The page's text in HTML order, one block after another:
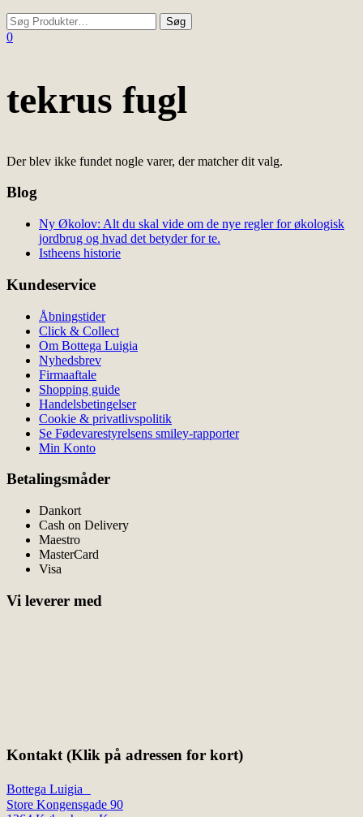
0
tekrus fugl
Der blev ikke fundet nogle varer, der matcher dit valg.
Blog
Ny Økolov: Alt du skal vide om de nye regler for økologisk
jordbrug og hvad det betyder for te.
Istheens historie
Kundeservice
Åbningstider
Click & Collect
Om Bottega Luigia
Nyhedsbrev
Firmaaftale
Shopping guide
Handelsbetingelser
Cookie & privatlivspolitik
Se Fødevarestyrelsens smiley-rapporter
Min Konto
Betalingsmåder
Dankort
Cash on Delivery
Maestro
MasterCard
Visa
Vi leverer med
Kontakt (Klik på adressen for kort)
Bottega Luigia
Store Kongensgade 90